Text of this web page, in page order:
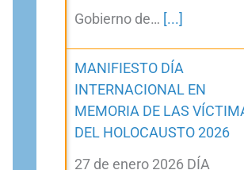
Gobierno de… [...]
MANIFIESTO DÍA
INTERNACIONAL EN
MEMORIA DE LAS
DEL HOLOCAUSTO 2026
27 de enero 2026 DÍA